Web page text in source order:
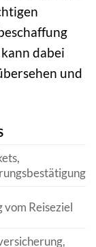
dabei
und
vom Reiseziel